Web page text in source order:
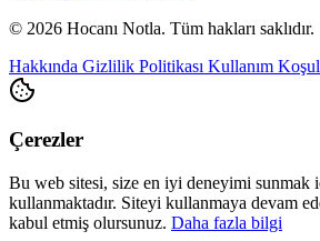
© 2026 Hocanı Notla. Tüm hakları saklıdır.
Hakkında Gizlilik Politikası Kullanım
Çerezler
Bu web sitesi, size en iyi deneyimi sunmak
kullanmaktadır. Siteyi kullanmaya devam
kabul etmiş olursunuz. Daha fazla bilgi